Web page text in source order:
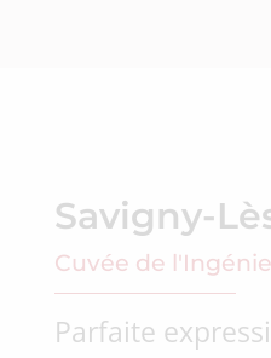
Savigny-
Cuvée de
Parfaite